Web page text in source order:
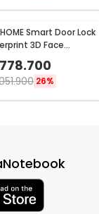
Smart Door Lock
3D Face
Card Eques -
778.700
26%